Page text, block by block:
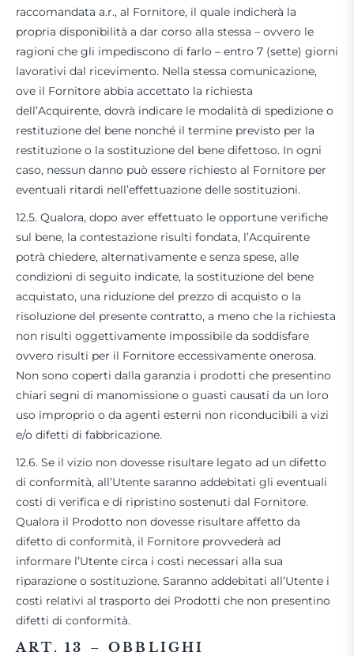
raccomandata a.r., al Fornitore, il quale indicherà la
propria disponibilità a dar corso alla stessa – ovvero le
ragioni che gli impediscono di farlo – entro 7 (sette) giorni
lavorativi dal ricevimento. Nella stessa comunicazione,
ove il Fornitore abbia accettato la richiesta
dell’Acquirente, dovrà indicare le modalità di spedizione o
restituzione del bene nonché il termine previsto per la
restituzione o la sostituzione del bene difettoso. In ogni
caso, nessun danno può essere richiesto al Fornitore per
eventuali ritardi nell’effettuazione delle sostituzioni.
12.5. Qualora, dopo aver effettuato le opportune verifiche
sul bene, la contestazione risulti fondata, l’Acquirente
potrà chiedere, alternativamente e senza spese, alle
condizioni di seguito indicate, la sostituzione del bene
acquistato, una riduzione del prezzo di acquisto o la
risoluzione del presente contratto, a meno che la richiesta
non risulti oggettivamente impossibile da soddisfare
ovvero risulti per il Fornitore eccessivamente onerosa.
Non sono coperti dalla garanzia i prodotti che presentino
chiari segni di manomissione o guasti causati da un loro
uso improprio o da agenti esterni non riconducibili a vizi
e/o difetti di fabbricazione.
12.6. Se il vizio non dovesse risultare legato ad un difetto
di conformità, all’Utente saranno addebitati gli eventuali
costi di verifica e di ripristino sostenuti dal Fornitore.
Qualora il Prodotto non dovesse risultare affetto da
difetto di conformità, il Fornitore provvederà ad
informare l’Utente circa i costi necessari alla sua
riparazione o sostituzione. Saranno addebitati all’Utente i
costi relativi al trasporto dei Prodotti che non presentino
difetti di conformità.
ART. 13 –
OBBLIGHI